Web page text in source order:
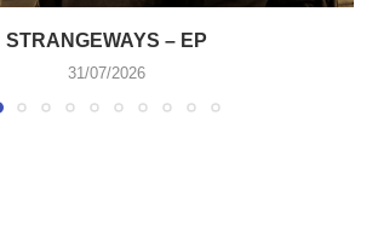
STRANGEWAYS – EP
31/07/2026